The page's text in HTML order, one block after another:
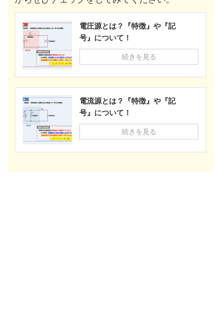
電圧源とは？『特徴』や『記
号』について！
続きを見る
電流源とは？『特徴』や『記
号』について！
続きを見る